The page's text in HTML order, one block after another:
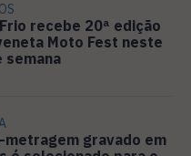
recebe 20ª edição
Moto Fest neste
semana
metragem gravado em